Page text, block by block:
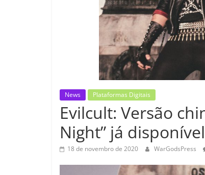
News Plataformas Digitais
Evilcult: Versão
Night” já
18 de novembro de 2020 WarGodsPress